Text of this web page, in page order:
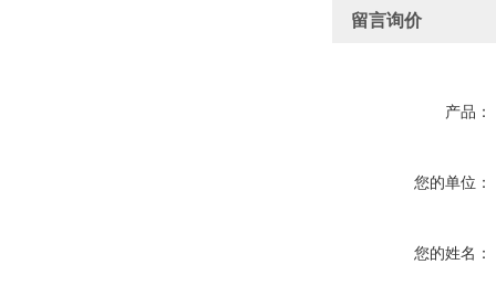
留言询价
产品：
您的单位：
您的姓名：